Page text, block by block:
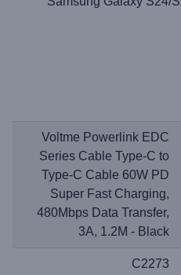
Voltme Powerlink EDC
Series Cable Type-C to
Type-C Cable 60W PD
Super Fast Charging,
480Mbps Data Transfer,
3A, 1.2M - Black
C2273